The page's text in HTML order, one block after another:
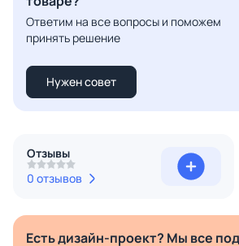
Ответим на все вопросы и поможем
принять решение
Нужен совет
Отзывы
0 отзывов
Есть дизайн-проект? Мы все